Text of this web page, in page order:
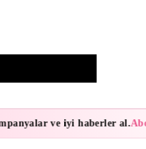
ve iyi haberler al.